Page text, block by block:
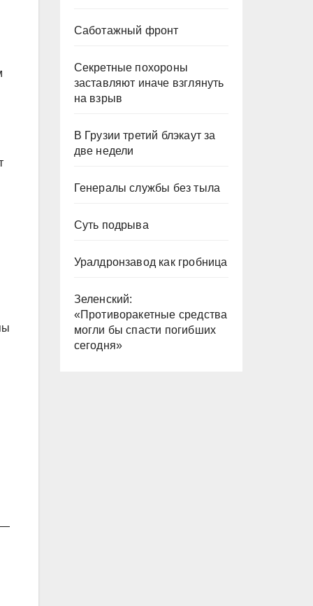
—
Саботажный фронт
Секретные похороны
заставляют иначе взглянуть
на взрыв
В Грузии третий блэкаут за
две недели
Генералы службы без тыла
Суть подрыва
Уралдронзавод как гробница
Зеленский:
«Противоракетные средства
могли бы спасти погибших
сегодня»